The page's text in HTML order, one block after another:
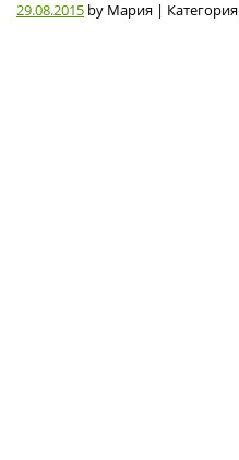
29.08.2015 by Мария | Категория